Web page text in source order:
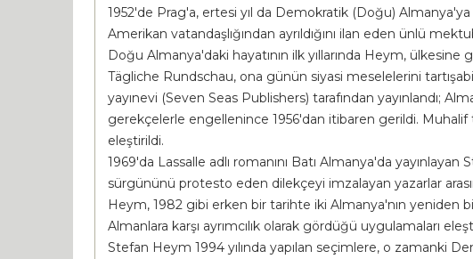
1952'de Prag'a, ertesi yıl da Demokratik (Doğu)
Amerikan vatandaşlığından ayrıldığını ilan eden ünlü
Doğu Almanya'daki hayatının ilk yıllarında Heym,
Tägliche Rundschau, ona günün siyasi meselelerini
yayınevi (Seven Seas Publishers) tarafından yayınlandı;
gerekçelerle engellenince 1956'dan itibaren gerildi. Muhalif
eleştirildi.
1969'da Lassalle adlı romanını Batı Almanya'da
sürgününü protesto eden dilekçeyi imzalayan yazarlar
Heym, 1982 gibi erken bir tarihte iki Almanya'nın yeniden
Almanlara karşı ayrımcılık olarak gördüğü uygulamaları
Stefan Heym 1994 yılında yapılan seçimlere, o zamanki